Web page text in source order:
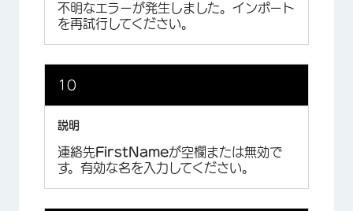
不明なエラーが発生しました。インポート
を再試行してください。
10
連絡先FirstNameが空欄または無効で
す。有効な名を入力してください。